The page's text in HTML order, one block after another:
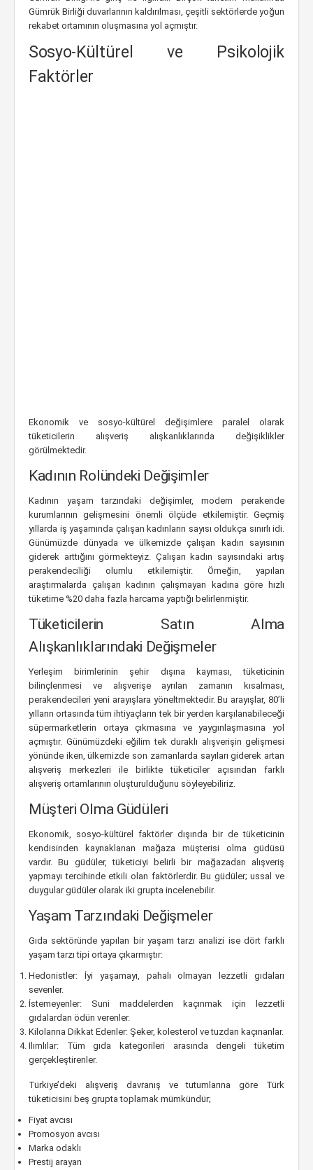
Gümrük Birliği duvarlarının kaldırılması, çeşitli sektörlerde yoğun
rekabet ortamının oluşmasına yol açmıştır.
Sosyo-Kültürel ve Psikolojik
Faktörler
Ekonomik ve sosyo-kültürel değişimlere paralel olarak
tüketicilerin alışveriş alışkanlıklarında değişiklikler
görülmektedir.
Kadının Rolündeki Değişimler
Kadının yaşam tarzındaki değişimler, modern perakende
kurumlarının gelişmesini önemli ölçüde etkilemiştir. Geçmiş
yıllarda iş yaşamında çalışan kadınların sayısı oldukça sınırlı idi.
Günümüzde dünyada ve ülkemizde çalışan kadın sayısının
giderek arttığını görmekteyiz. Çalışan kadın sayısındaki artış
perakendeciliği olumlu etkilemiştir. Örneğin, yapılan
araştırmalarda çalışan kadının çalışmayan kadına göre hızlı
tüketime %20 daha fazla harcama yaptığı belirlenmiştir.
Tüketicilerin Satın Alma
Alışkanlıklarındaki Değişmeler
Yerleşim birimlerinin şehir dışına kayması, tüketicinin
bilinçlenmesi ve alışverişe ayrılan zamanın kısalması,
perakendecileri yeni arayışlara yöneltmektedir. Bu arayışlar, 80’li
yılların ortasında tüm ihtiyaçların tek bir yerden karşılanabileceği
süpermarketlerin ortaya çıkmasına ve yaygınlaşmasına yol
açmıştır. Günümüzdeki eğilim tek duraklı alışverişin gelişmesi
yönünde iken, ülkemizde son zamanlarda sayıları giderek artan
alışveriş merkezleri ile birlikte tüketiciler açısından farklı
alışveriş ortamlarının oluşturulduğunu söyleyebiliriz.
Müşteri Olma Güdüleri
Ekonomik, sosyo-kültürel faktörler dışında bir de tüketicinin
kendisinden kaynaklanan mağaza müşterisi olma güdüsü
vardır. Bu güdüler, tüketiciyi belirli bir mağazadan alışveriş
yapmayı tercihinde etkili olan faktörlerdir. Bu güdüler; ussal ve
duygular güdüler olarak iki grupta incelenebilir.
Yaşam Tarzındaki Değişmeler
Gıda sektöründe yapılan bir yaşam tarzı analizi ise dört farklı
yaşam tarzı tipi ortaya çıkarmıştır:
Hedonistler: İyi yaşamayı, pahalı olmayan lezzetli gıdaları
sevenler.
İstemeyenler: Suni maddelerden kaçınmak için lezzetli
gıdalardan ödün verenler.
Kilolarına Dikkat Edenler: Şeker, kolesterol ve tuzdan kaçınanlar.
Ilımlılar: Tüm gıda kategorileri arasında dengeli tüketim
gerçekleştirenler.
Türkiye’deki alışveriş davranış ve tutumlarına göre Türk
tüketicisini beş grupta toplamak mümkündür;
Fiyat avcısı
Promosyon avcısı
Marka odaklı
Prestij arayan